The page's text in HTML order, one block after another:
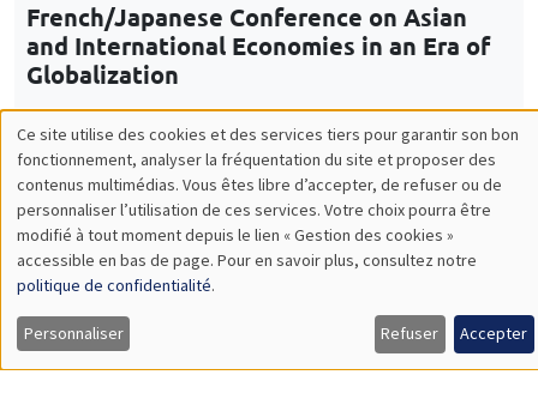
French/Japanese Conference on Asian
and International Economies in an Era of
Globalization
CONFÉRENCES/WORKSHOPS
Îlot Bernard du BoisAmphithéâtre
Jeudi 26 septembre 2024, 08:30 à
Vendredi 27 septembre 2024, 14:00
EUROMOD Research Workshop 2024
Utilisation
des
données
personnelles
et
des
Ce site utilise des cookies et des services tiers pour garantir son bon
fonctionnement, analyser la fréquentation du site et proposer des
contenus multimédias. Vous êtes libre d’accepter, de refuser ou de
personnaliser l’utilisation de ces services. Votre choix pourra être
modifié à tout moment depuis le lien « Gestion des cookies »
accessible en bas de page. Pour en savoir plus, consultez notre
politique de confidentialité.
Personnaliser Refuser Accepter